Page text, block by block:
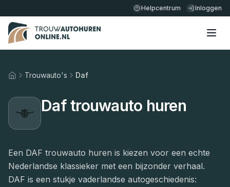
Helpcentrum Inloggen
HomeTrouwauto's Daf
Daf trouwauto huren
Een DAF trouwauto huren is kiezen voor een echte
Nederlandse klassieker met een bijzonder verhaal.
DAF is een stukje vaderlandse autogeschiedenis: